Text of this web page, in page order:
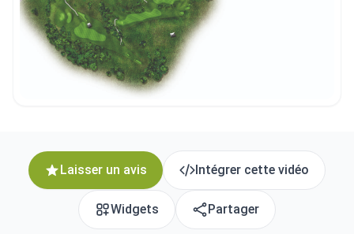
Laisser un avis Intégrer cette vidéo
Widgets Partager